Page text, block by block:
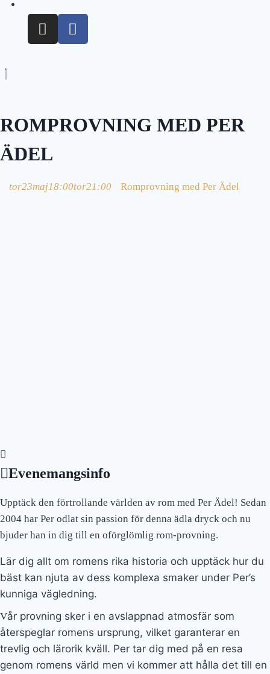
ROMPROVNING MED PER
ÄDEL
tor23maj18:00tor21:00 Romprovning med Per Ädel
Evenemangsinfo
Upptäck den förtrollande världen av rom med Per Ädel! Sedan
2004 har Per odlat sin passion för denna ädla dryck och nu
bjuder han in dig till en oförglömlig rom-provning.
Lär dig allt om romens rika historia och upptäck hur du
bäst kan njuta av dess komplexa smaker under Per’s
kunniga vägledning.
Vår provning sker i en avslappnad atmosfär som
återspeglar romens ursprung, vilket garanterar en
trevlig och lärorik kväll. Per tar dig med på en resa
genom romens värld men vi kommer att hålla det till en